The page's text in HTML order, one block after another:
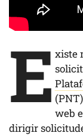
E xiste
web
dirigir